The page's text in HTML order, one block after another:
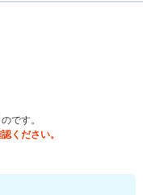
です。
ください。